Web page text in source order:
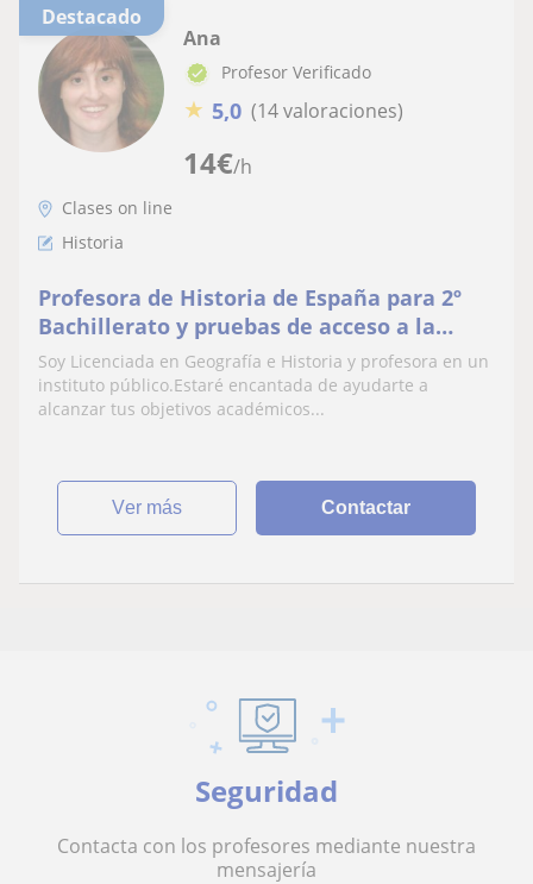
Destacado
14€/h
Ana
Profesor Verificado
★ 5,0 (14 valoraciones)
Clases on line
Historia
Profesora de Historia de España para 2º
Bachillerato y pruebas de acceso a la
universidad
Soy Licenciada en Geografía e Historia y profesora en un
instituto público.Estaré encantada de ayudarte a
alcanzar tus objetivos académicos...
ver más Contactar
Seguridad
Contacta con los profesores mediante nuestra
mensajería